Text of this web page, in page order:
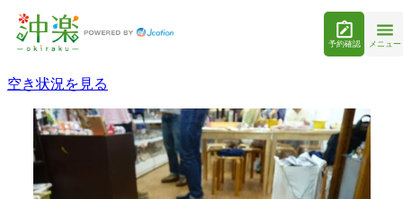
予約確認 メニュー
空き状況を見る